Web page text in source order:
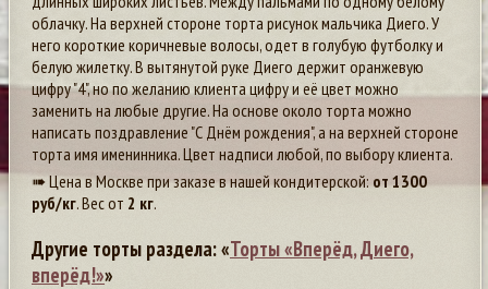
облачку. На верхней стороне торта рисунок мальчика Диего. У
него короткие коричневые волосы, одет в голубую футболку и
белую жилетку. В вытянутой руке Диего держит оранжевую
цифру "4", но по желанию клиента цифру и её цвет можно
заменить на любые другие. На основе около торта можно
написать поздравление "С Днём рождения", а на верхней стороне
торта имя именинника. Цвет надписи любой, по выбору клиента.
➠ Цена в Москве при заказе в нашей кондитерской: от 1300
руб/кг. Вес от 2 кг.
Другие торты раздела: «Торты «Вперёд, Диего,
вперёд!»»